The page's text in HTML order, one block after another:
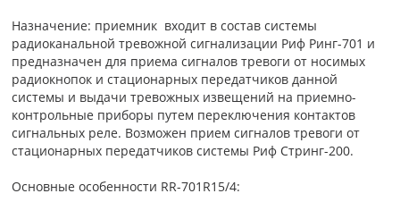
Назначение: приемник входит в состав системы
радиоканальной тревожной сигнализации Риф Ринг-701 и
предназначен для приема сигналов тревоги от носимых
радиокнопок и стационарных передатчиков данной
системы и выдачи тревожных извещений на приемно-
контрольные приборы путем переключения контактов
сигнальных реле. Возможен прием сигналов тревоги от
стационарных передатчиков системы Риф Стринг-200.
Основные особенности RR-701R15/4: